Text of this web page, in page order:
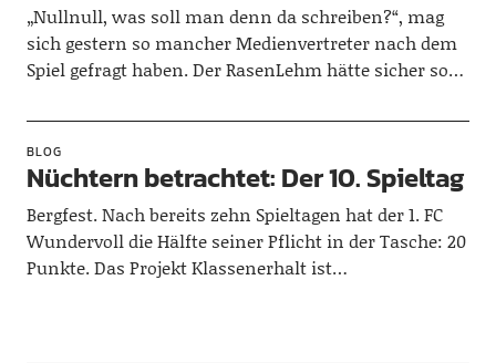
„Nullnull, was soll man denn da schreiben?“, mag
sich gestern so mancher Medienvertreter nach dem
Spiel gefragt haben. Der RasenLehm hätte sicher so…
BLOG
Nüchtern betrachtet: Der 10. Spieltag
Bergfest. Nach bereits zehn Spieltagen hat der 1. FC
Wundervoll die Hälfte seiner Pflicht in der Tasche: 20
Punkte. Das Projekt Klassenerhalt ist…